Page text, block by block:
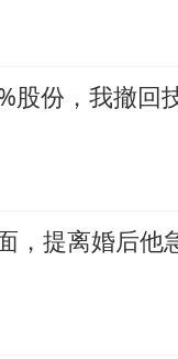
股份，我撤回
，提离婚后他